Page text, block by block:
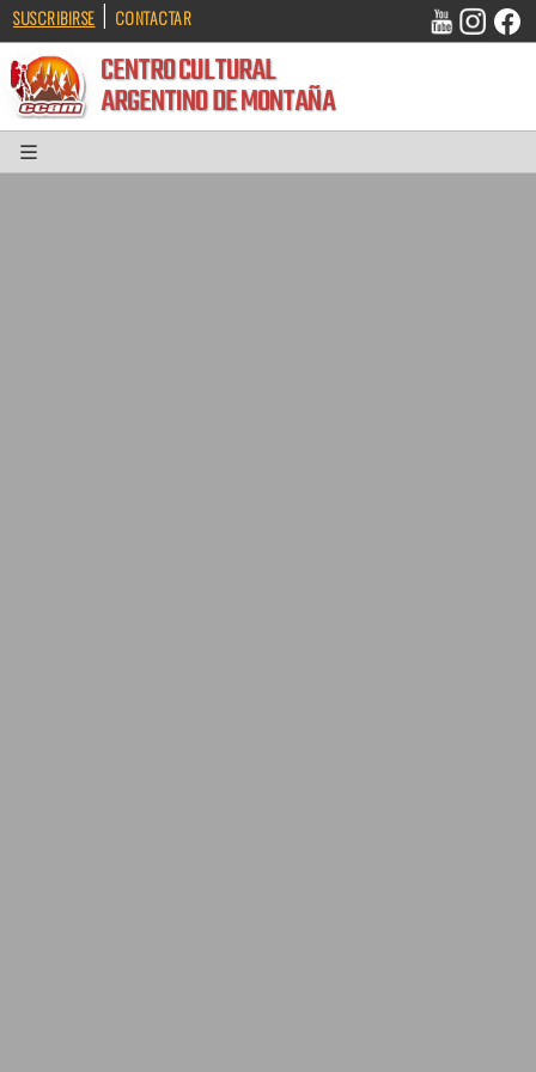
SUSCRIBIRSE | CONTACTAR
CENTRO CULTURAL
ARGENTINO DE MONTAÑA